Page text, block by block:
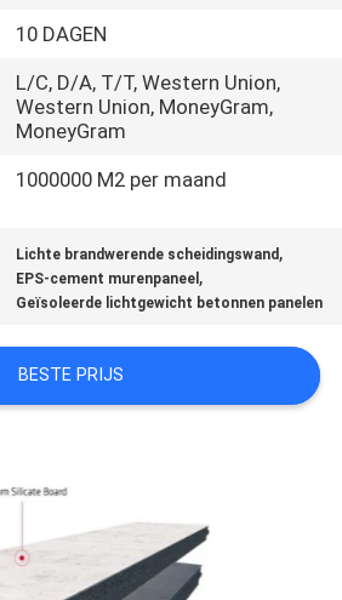
10 DAGEN
L/C, D/A, T/T, Western Union,
Western Union, MoneyGram,
MoneyGram
1000000 M2 per maand
Lichte brandwerende scheidingswand ,
EPS-cement murenpaneel ,
Geïsoleerde lichtgewicht betonnen panelen
BESTE PRIJS